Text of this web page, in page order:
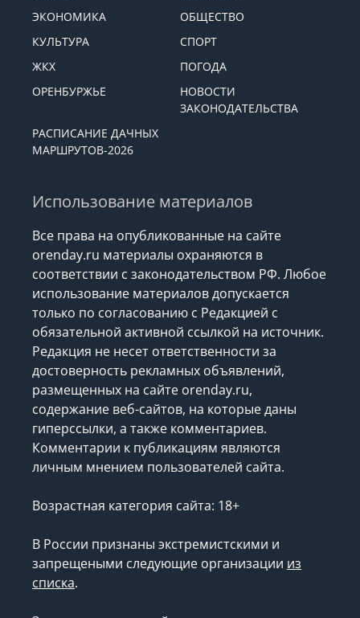
ЭКОНОМИКА
ОБЩЕСТВО
КУЛЬТУРА
СПОРТ
ЖКХ
ПОГОДА
ОРЕНБУРЖЬЕ
НОВОСТИ
ЗАКОНОДАТЕЛЬСТВА
РАСПИСАНИЕ ДАЧНЫХ
МАРШРУТОВ-2026
Использование материалов
Все права на опубликованные на сайте
orenday.ru материалы охраняются в
соответствии с законодательством РФ. Любое
использование материалов допускается
только по согласованию с Редакцией с
обязательной активной ссылкой на источник.
Редакция не несет ответственности за
достоверность рекламных объявлений,
размещенных на сайте orenday.ru,
содержание веб-сайтов, на которые даны
гиперссылки, а также комментариев.
Комментарии к публикациям являются
личным мнением пользователей сайта.
Возрастная категория сайта: 18+
В России признаны экстремистскими и
запрещеными следующие организации из
списка.